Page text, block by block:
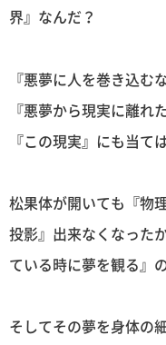
界』なんだ？
『悪夢に人を巻き込
『悪夢から現実に離れ
『この現実』にも当て
松果体が開いても『物
投影』出来なくなった
ている時に夢を観る』
そしてその夢を身体の